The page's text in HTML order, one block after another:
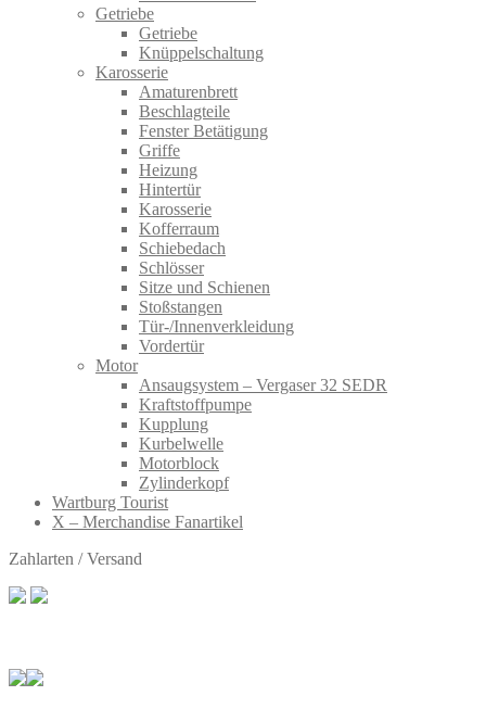
Getriebe
Getriebe
Knüppelschaltung
Karosserie
Amaturenbrett
Beschlagteile
Fenster Betätigung
Griffe
Heizung
Hintertür
Karosserie
Kofferraum
Schiebedach
Schlösser
Sitze und Schienen
Stoßstangen
Tür-/Innenverkleidung
Vordertür
Motor
Ansaugsystem – Vergaser 32 SEDR
Kraftstoffpumpe
Kupplung
Kurbelwelle
Motorblock
Zylinderkopf
Wartburg Tourist
X – Merchandise Fanartikel
Zahlarten / Versand